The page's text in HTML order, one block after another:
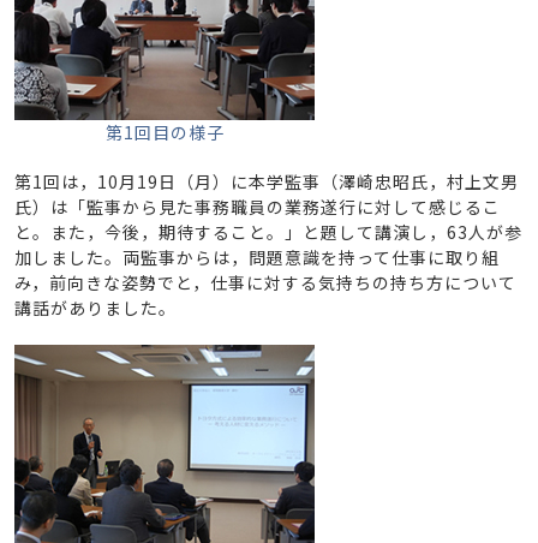
第1回目の様子
第1回は，10月19日（月）に本学監事（澤崎忠昭氏，村上文男
氏）は「監事から見た事務職員の業務遂行に対して感じるこ
と。また，今後，期待すること。」と題して講演し，63人が参
加しました。両監事からは，問題意識を持って仕事に取り組
み，前向きな姿勢でと，仕事に対する気持ちの持ち方について
講話がありました。